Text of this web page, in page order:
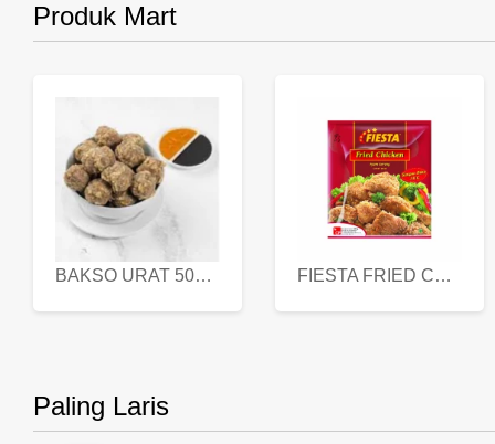
Produk Mart
BAKSO URAT 500 GR FIESTA FRIED CHICKEN 500 GR
Paling Laris